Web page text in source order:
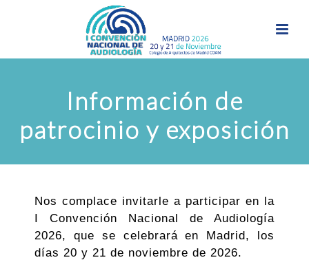
Información de
patrocinio y exposición
Nos complace invitarle a participar en la
I Convención Nacional de Audiología
2026, que se celebrará en Madrid, ​​los
días 20 y 21 de noviembre de 2026.